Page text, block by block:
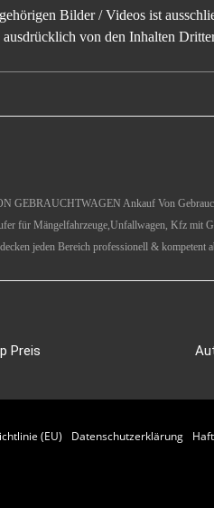
Bilder / Videos ist
von den Inhalten
GEBRAUCHTWAGEN Ankauf Von
für Mängelfahrzeuge,Unfallwagen, Kfz mit
jeden Bereich professionell & kompetent
Preis
(EU) Datenschutzerklärung